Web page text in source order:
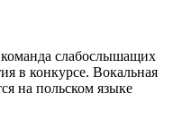
слабослышащих
в конкурсе. Вокальная
на польском языке